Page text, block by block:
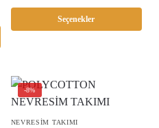
Seçenekler
-8%
NEVRESİM TAKIMI